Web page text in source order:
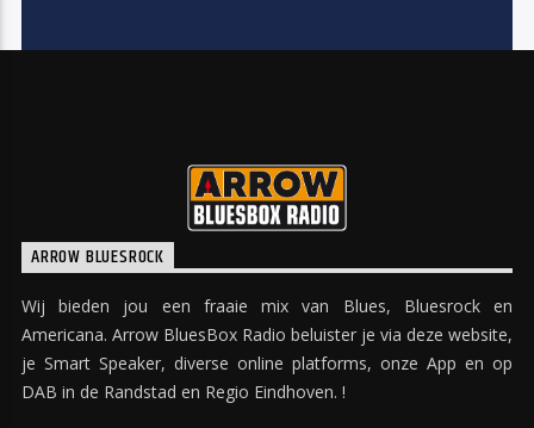
ARROW BLUESROCK
Wij bieden jou een fraaie mix van Blues, Bluesrock en
Americana. Arrow BluesBox Radio beluister je via deze website,
je Smart Speaker, diverse online platforms, onze App en op
DAB in de Randstad en Regio Eindhoven. !